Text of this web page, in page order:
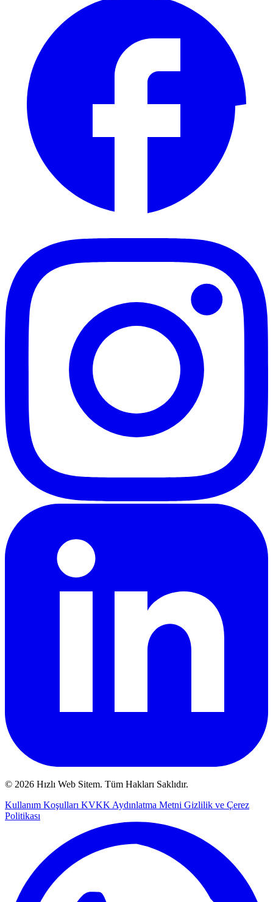
© 2026 Hızlı Web Sitem. Tüm Hakları Saklıdır.
Kullanım Koşulları KVKK Aydınlatma Metni Gizlilik ve Çerez
Politikası